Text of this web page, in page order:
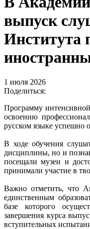
выпуск
Института
1 июля 2026
Поделиться:
Программу
освоению
русском языке успешно
В ходе обучения
дисциплины, но и
посещали музеи и
принимали участие в
Важно отметить, что
единственным
базе которого
завершения курса
вступительных